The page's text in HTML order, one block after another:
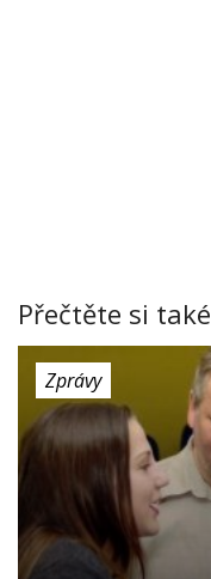
Přečtěte si také
Zprávy